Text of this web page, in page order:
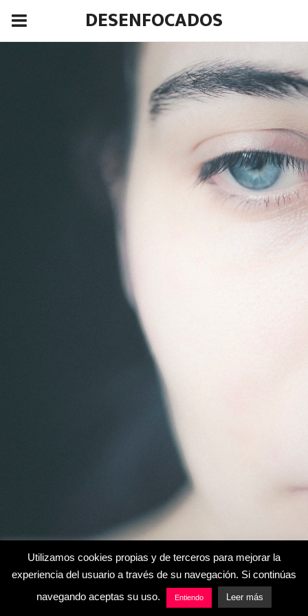
DESENFOCADOS
detalles miniaturas
Utilizamos cookies propias y de terceros para mejorar la
experiencia del usuario a través de su navegación. Si continúas
navegando aceptas su uso.
Entiendo Leer más